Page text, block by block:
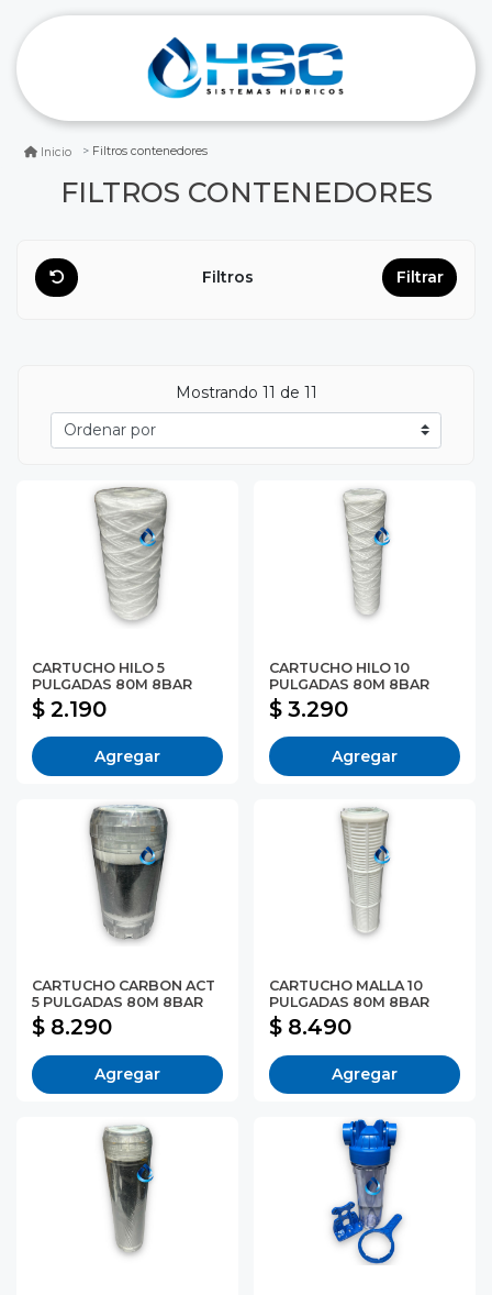
Inicio Filtros contenedores
FILTROS CONTENEDORES
Filtros Filtrar
Mostrando 11 de 11
CARTUCHO HILO 5
PULGADAS 80M 8BAR
$ 2.190
Agregar
CARTUCHO HILO 10
PULGADAS 80M 8BAR
$ 3.290
Agregar
CARTUCHO CARBON ACT
5 PULGADAS 80M 8BAR
$ 8.290
Agregar
CARTUCHO MALLA 10
PULGADAS 80M 8BAR
$ 8.490
Agregar